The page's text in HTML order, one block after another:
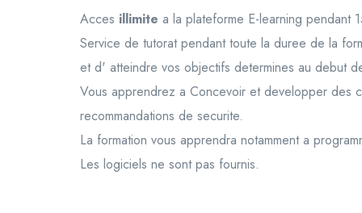
Acces illimite a la plateforme E-learning pendant
Service de tutorat pendant toute la duree de la
et d' atteindre vos objectifs determines au debut
Vous apprendrez a Concevoir et developper des
recommandations de securite.
La formation vous apprendra notamment a
Les logiciels ne sont pas fournis.